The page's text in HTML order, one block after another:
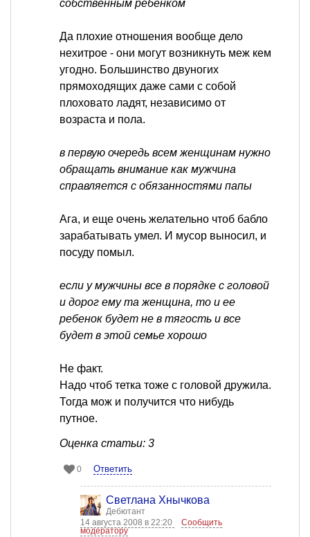
собственным ребенком
Да плохие отношения вообще дело
нехитрое - они могут возникнуть меж кем
угодно. Большинство двуногих
прямоходящих даже сами с собой
плоховато ладят, независимо от
возраста и пола.
в первую очередь всем женщинам нужно
обращать внимание как мужчина
справляется с обязанностями папы
Ага, и еще очень желательно чтоб бабло
зарабатывать умел. И мусор выносил, и
посуду помыл.
если у мужчины все в порядке с головой
и дорог ему та женщина, то и ее
ребенок будет не в тягость и все
будет в этой семье хорошо
Не факт.
Надо чтоб тетка тоже с головой дружила.
Тогда мож и получится что нибудь
путное.
Оценка статьи: 3
0 Ответить
Светлана Хнычкова
Дебютант
14 августа 2008 в 22:20
Сообщить
модератору